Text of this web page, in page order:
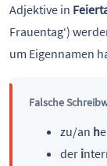
Adjektive in
Frauentag‘)
um Eigennamen
Falsche
zu/an h
der i